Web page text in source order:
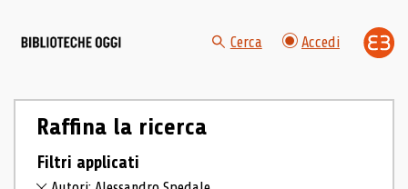
Cerca Accedi
Raffina la ricerca
Filtri applicati